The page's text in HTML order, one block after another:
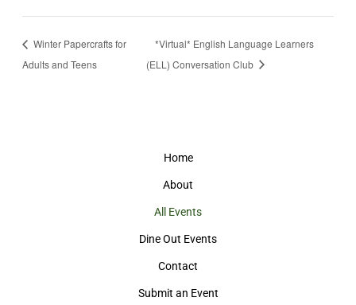
Winter Papercrafts for
Adults and Teens
*Virtual* English Language Learners
(ELL) Conversation Club
Home
About
All Events
Dine Out Events
Contact
Submit an Event